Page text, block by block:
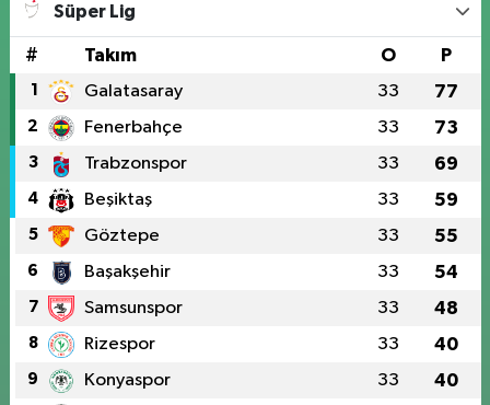
Süper Lig
# Takım O P
1 Galatasaray 33 77
2 Fenerbahçe 33 73
3 Trabzonspor 33 69
4 Beşiktaş 33 59
5 Göztepe 33 55
6 Başakşehir 33 54
7 Samsunspor 33 48
8 Rizespor 33 40
9 Konyaspor 33 40